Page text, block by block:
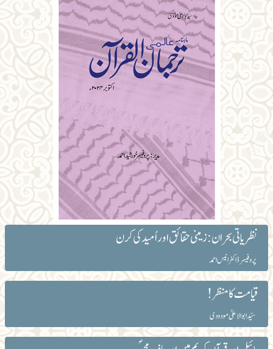
نظریاتی بحران : زمینی حقائق اور اُمید کی کرن
پروفیسر ڈاکٹر انیس احمد
قیامت کا منظر!
سیّد ابوالاعلیٰ مودودی